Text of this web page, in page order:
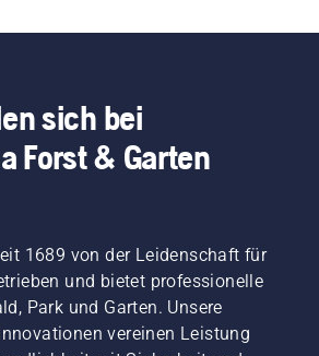
ein zuverlässiger Partner.
Anforderungen zu finden.
sich bei
Forst & Garten
1689 von der Leidenschaft für
und bietet professionelle
Park und Garten. Unsere
vereinen Leistung